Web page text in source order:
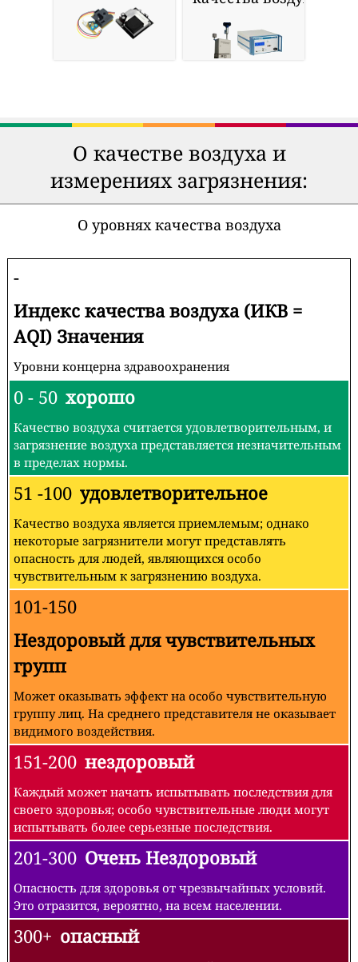
О качестве воздуха и
измерениях загрязнения:
О уровнях качества воздуха
-
Индекс качества воздуха (ИКВ =
AQI) Значения
Уровни концерна здравоохранения
0 - 50 хорошо
Качество воздуха считается удовлетворительным, и
загрязнение воздуха представляется незначительным
в пределах нормы.
51 -100 удовлетворительное
Качество воздуха является приемлемым; однако
некоторые загрязнители могут представлять
опасность для людей, являющихся особо
чувствительным к загрязнению воздуха.
101-150
Нездоровый для чувствительных
групп
Может оказывать эффект на особо чувствительную
группу лиц. На среднего представителя не оказывает
видимого воздействия.
151-200 нездоровый
Каждый может начать испытывать последствия для
своего здоровья; особо чувствительные люди могут
испытывать более серьезные последствия.
201-300 Очень Нездоровый
Опасность для здоровья от чрезвычайных условий.
Это отразится, вероятно, на всем населении.
300+ опасный